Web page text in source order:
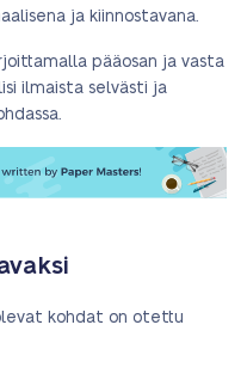
ja kiinnostavana.
pääosan ja vasta
ilmaista selvästi ja
kohdat on otettu